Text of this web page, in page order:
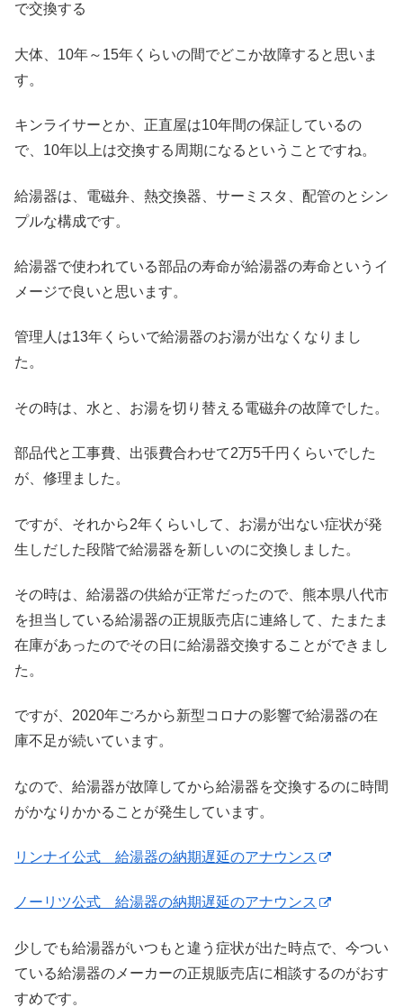
で交換する
大体、10年～15年くらいの間でどこか故障すると思いま
す。
キンライサーとか、正直屋は10年間の保証しているの
で、10年以上は交換する周期になるということですね。
給湯器は、電磁弁、熱交換器、サーミスタ、配管のとシン
プルな構成です。
給湯器で使われている部品の寿命が給湯器の寿命というイ
メージで良いと思います。
管理人は13年くらいで給湯器のお湯が出なくなりまし
た。
その時は、水と、お湯を切り替える電磁弁の故障でした。
部品代と工事費、出張費合わせて2万5千円くらいでした
が、修理ました。
ですが、それから2年くらいして、お湯が出ない症状が発
生しだした段階で給湯器を新しいのに交換しました。
その時は、給湯器の供給が正常だったので、熊本県八代市
を担当している給湯器の正規販売店に連絡して、たまたま
在庫があったのでその日に給湯器交換することができまし
た。
ですが、2020年ごろから新型コロナの影響で給湯器の在
庫不足が続いています。
なので、給湯器が故障してから給湯器を交換するのに時間
がかなりかかることが発生しています。
リンナイ公式 給湯器の納期遅延のアナウンス
ノーリツ公式 給湯器の納期遅延のアナウンス
少しでも給湯器がいつもと違う症状が出た時点で、今つい
ている給湯器のメーカーの正規販売店に相談するのがおす
すめです。